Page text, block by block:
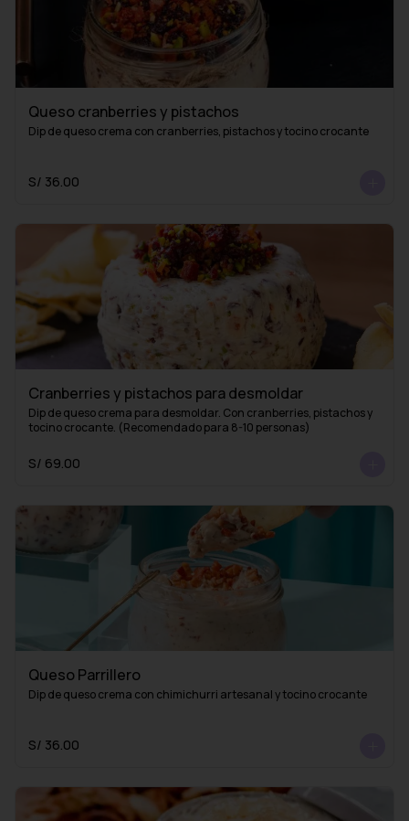
Queso cranberries y pistachos
Dip de queso crema con cranberries, pistachos y tocino crocante
S/ 36.00
Cranberries y pistachos para desmoldar
Dip de queso crema para desmoldar. Con cranberries, pistachos y
tocino crocante. (Recomendado para 8-10 personas)
S/ 69.00
Queso Parrillero
Dip de queso crema con chimichurri artesanal y tocino crocante
S/ 36.00